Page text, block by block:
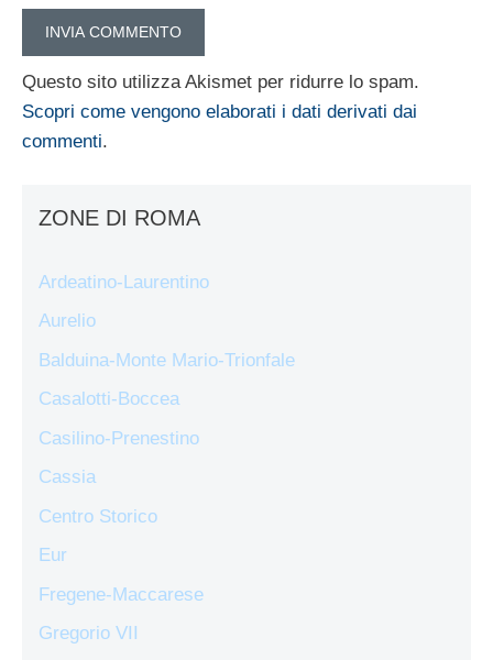
Questo sito utilizza Akismet per ridurre lo spam.
Scopri come vengono elaborati i dati derivati dai
commenti.
ZONE DI ROMA
Ardeatino-Laurentino
Aurelio
Balduina-Monte Mario-Trionfale
Casalotti-Boccea
Casilino-Prenestino
Cassia
Centro Storico
Eur
Fregene-Maccarese
Gregorio VII